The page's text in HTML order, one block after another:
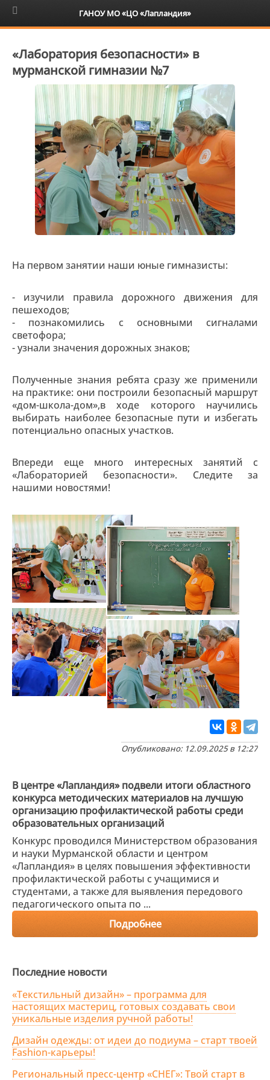
6+
«Лаборатория безопасности» в
мурманской гимназии №7
На первом занятии наши юные гимназисты:
- изучили правила дорожного движения для
пешеходов;
- познакомились с основными сигналами
светофора;
- узнали значения дорожных знаков;
Полученные знания ребята сразу же применили
на практике: они построили безопасный маршрут
«дом-школа-дом»,в ходе которого научились
выбирать наиболее безопасные пути и избегать
потенциально опасных участков.
Впереди еще много интересных занятий с
«Лабораторией безопасности». Следите за
нашими новостями!
Опубликовано: 12.09.2025 в 12:27
В центре «Лапландия» подвели итоги областного
конкурса методических материалов на лучшую
организацию профилактической работы среди
образовательных организаций
Конкурс проводился Министерством образования
и науки Мурманской области и центром
«Лапландия» в целях повышения эффективности
профилактической работы с учащимися и
студентами, а также для выявления передового
педагогического опыта по ...
Подробнее
Последние новости
«Текстильный дизайн» – программа для
настоящих мастериц, готовых создавать свои
уникальные изделия ручной работы!
Дизайн одежды: от идеи до подиума – старт твоей
Fashion-карьеры!
Региональный пресс-центр «СНЕГ»: Твой старт в
ГАНОУ МО «ЦО «Лапландия»